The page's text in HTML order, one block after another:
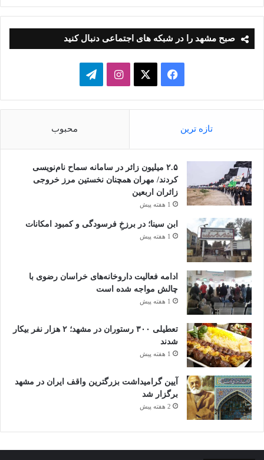
صبح مشهد را در شبکه های اجتماعی دنبال کنید
فیسبوک ایکساینستاگرامتلگرام
تازه ترین محبوب
۲.۵ میلیون زائر در سامانه سماح نام‌نویسی
کردند/ مهران همچنان نخستین مرز خروجی
زائران اربعین
1 هفته پیش
ابن سینا؛ در برزخِ فرسودگی و کمبود امکانات
1 هفته پیش
ادامه فعالیت داروخانه‌های خراسان رضوی با
چالش مواجه شده است
1 هفته پیش
تعطیلی ۳۰۰ رستوران در مشهد؛ ۲ هزار نفر بیکار
شدند
1 هفته پیش
آیین گرامیداشت بزرگترین واقف ایران در مشهد
برگزار شد
2 هفته پیش